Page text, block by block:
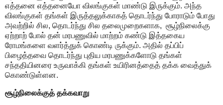
எத்தனை எத்தனையோ விலங்குகள் மாண்டு இருக்கும். அந்த
விலங்குகள் தங்கள் இருத்தலுக்காகத் தொடர்ந்து போராடும் போது
அவற்றில் சில, தொடர்ந்து சில தலைமுறைகளாக, ‌ சூழ்நிலைக்கு
ஏற்றாற் போல் தன் மரபணுவில் மாற்றம் கண்டு இத்தகைய
ரோமங்களை வளர்த்துக் கொண்டி ருக்கும். அதில் தப்பிப்
பிழைத்தவை தொடர்ந்து புதிய மரபணுக்களோடு தங்கள்
சந்ததியினரை உருவாக்கி தங்கள் உயிரினத்தைத் தக்க வைத்துக்
கொண்டுள்ளன.
சூழ்நிலைக்குத் தக்கவாறு